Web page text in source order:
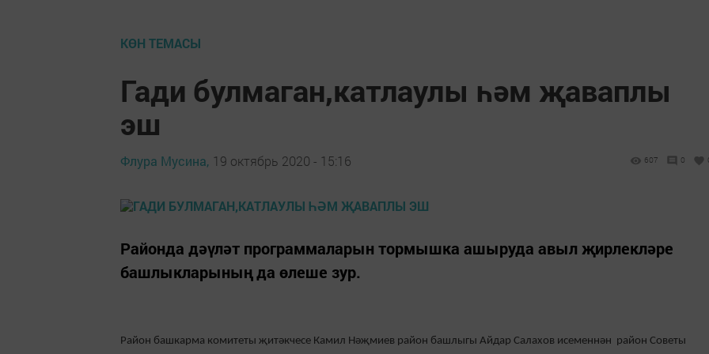
КӨН ТЕМАСЫ
Гади булмаган,катлаулы һәм җаваплы
эш
Флура Мусина, 19 октябрь 2020 - 15:16 607 0
Районда дәүләт программаларын тормышка ашыруда авыл җирлекләре
башлыкларының да өлеше зур.
Район башкарма комитеты җитәкчесе Камил Нәҗмиев район башлыгы Айдар Салахов исеменнән район Советы